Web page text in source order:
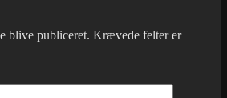
blive publiceret. Krævede felter er